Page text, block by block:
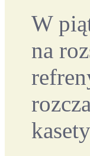
W
na
kasety